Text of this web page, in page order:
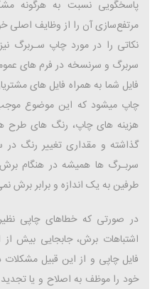
پاسخگویی نسبت به هرگونه
مرتفع‌سازی آن را از وظایف اصلی
نکاتی را در مورد چاپ سـربرگ
سربرگ و سرنسخه در فرم های
فایل شما به همراه فایل های
چاپ میشود که این موضوع
هزینه های چاپ، رنگ های طرح
گذاشته و مقداری تغییر رنگ
سربـرگ ها همیشه در هنگام
طرفین به یک اندازه و برابر برش
در صورتی که خطاهای چاپی
اشتباهات برش، جابجایی بیش
فایل چاپی و از این قبیل
خود را موظف به اصلاح و یا